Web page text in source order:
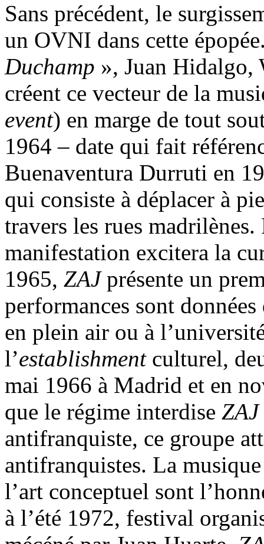
Sans précédent, le
un OVNI dans cette
Duchamp », Juan Hidalgo,
créent ce vecteur de la
event) en marge de tout
1964 – date qui fait
Buenaventura Durruti en
qui consiste à déplacer à
travers les rues madrilènes.
manifestation excitera la
1965, ZAJprésente un
performances sont données
en plein air ou à
l’establishment culturel,
mai 1966 à Madrid et en
que le régime interdise ZAJ
antifranquiste, ce groupe
antifranquistes. La
l’art conceptuel sont
à l’été 1972, festival